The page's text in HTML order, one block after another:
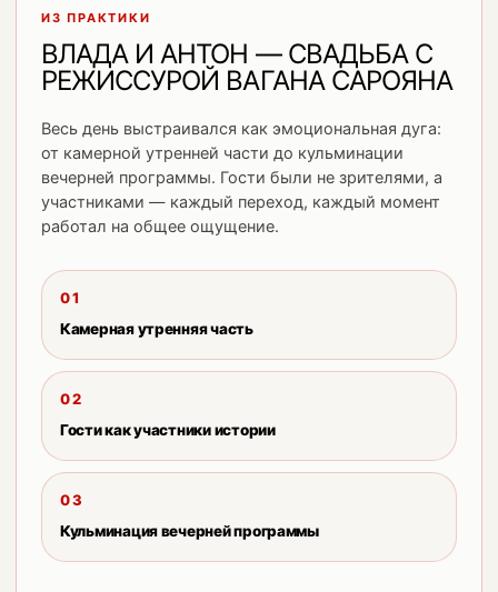
ИЗ ПРАКТИКИ
ВЛАДА И АНТОН — СВАДЬБА С
РЕЖИССУРОЙ ВАГАНА САРОЯНА
Весь день выстраивался как эмоциональная дуга:
от камерной утренней части до кульминации
вечерней программы. Гости были не зрителями, а
участниками — каждый переход, каждый момент
работал на общее ощущение.
01
Камерная утренняя часть
02
Гости как участники истории
03
Кульминация вечерней программы